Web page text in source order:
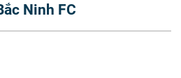
Ninh FC